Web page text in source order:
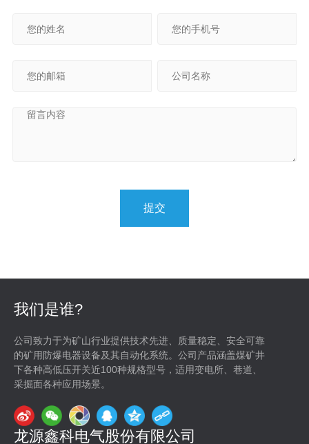
提交
我们是谁?
公司致力于为矿山行业提供技术先进、质量稳定、安全可靠
的矿用防爆电器设备及其自动化系统。公司产品涵盖煤矿井
下各种高低压开关近100种规格型号，适用变电所、巷道、
采掘面各种应用场景。
龙源鑫科电气股份有限公司